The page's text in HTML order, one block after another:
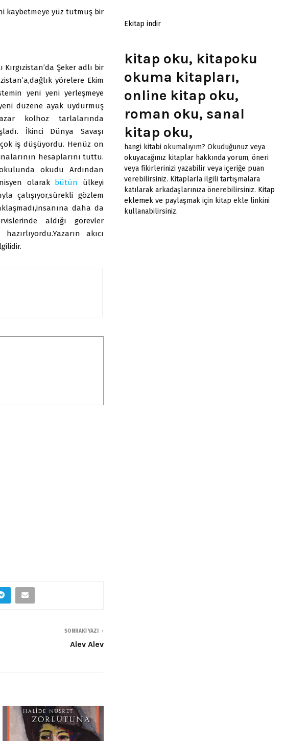
kaybetmeye yüz tutmuş bir
Şeker adlı bir
yörelere Ekim
yeni yeni yerleşmeye
düzene ayak uydurmuş
kolhoz tarlalarında
İkinci Dünya Savaşı
iş düşüyordu. Henüz on
hesaplarını tuttu.
okudu Ardından
olarak bütün ülkeyi
çalışıyor,sürekli gözlem
daha da
aldığı görevler
akıcı
SONRAKI YAZI
Alev Alev
Ekitap indir
kitap oku, kitapoku
okuma kitapları,
online kitap oku,
roman oku, sanal
kitap oku,
hangi kitabi okumalıyım? Okuduğunuz veya
okuyacağınız kitaplar hakkında yorum, öneri
veya fikirlerinizi yazabilir veya içeriğe puan
verebilirsiniz. Kitaplarla ilgili tartışmalara
katılarak arkadaşlarınıza önerebilirsiniz. Kitap
eklemek ve paylaşmak için kitap ekle linkini
kullanabilirsiniz.